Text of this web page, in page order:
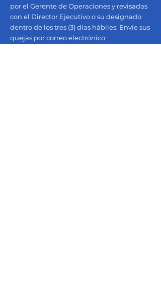
por el Gerente de Operaciones y revisadas
con el Director Ejecutivo o su designado
dentro de los tres (3) días hábiles. Envíe sus
quejas por correo electrónico